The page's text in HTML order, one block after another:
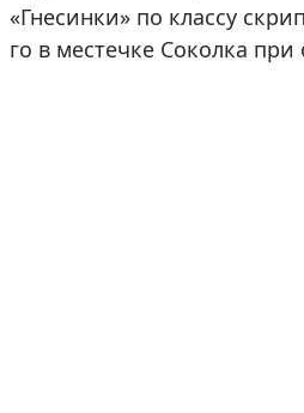
«Гнесинки» по классу
го в местечке Соколка